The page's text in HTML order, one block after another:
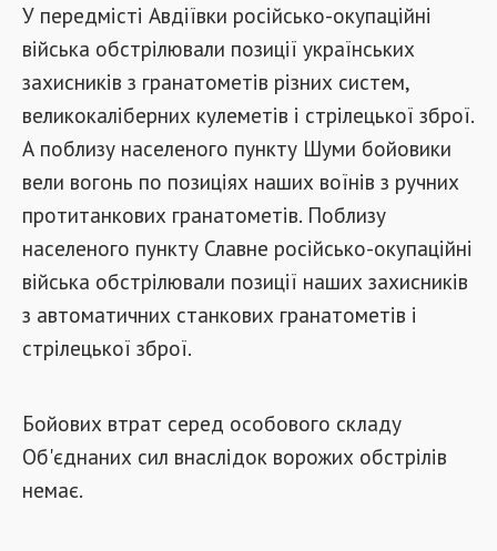
У передмісті Авдіївки російсько-окупаційні
війська обстрілювали позиції українських
захисників з гранатометів різних систем,
великокаліберних кулеметів і стрілецької зброї.
А поблизу населеного пункту Шуми бойовики
вели вогонь по позиціях наших воїнів з ручних
протитанкових гранатометів. Поблизу
населеного пункту Славне російсько-окупаційні
війська обстрілювали позиції наших захисників
з автоматичних станкових гранатометів і
стрілецької зброї.
Бойових втрат серед особового складу
Об'єднаних сил внаслідок ворожих обстрілів
немає.